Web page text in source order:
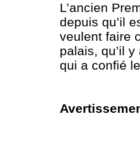
L’ancien
depuis qu’il
veulent faire
palais, qu’il
qui a confié